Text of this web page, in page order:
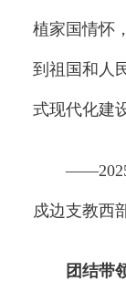
植家国情怀
到祖国和人
式现代化建
戍边支教西
团结带